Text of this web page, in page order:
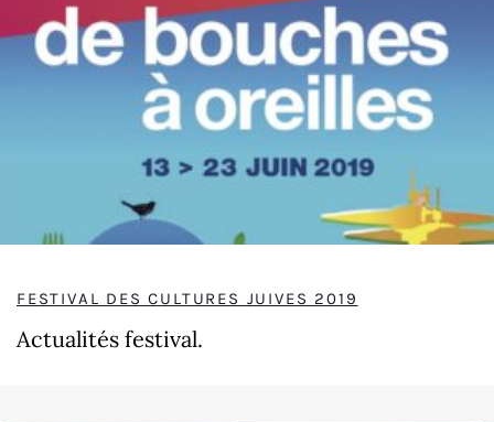
FESTIVAL DES CULTURES JUIVES 2019
Actualités festival.